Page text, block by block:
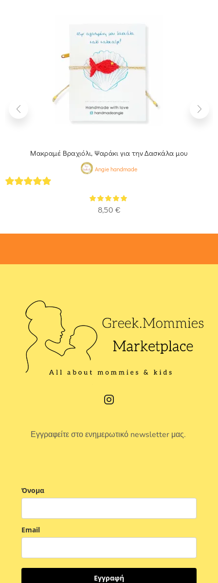
Μακραμέ Βραχιόλι, Ψαράκι για την Δασκάλα μου
Angie handmade
8,50 €
Εγγραφείτε στο ενημερωτικό newsletter μας.
Όνομα
Email
Εγγραφή